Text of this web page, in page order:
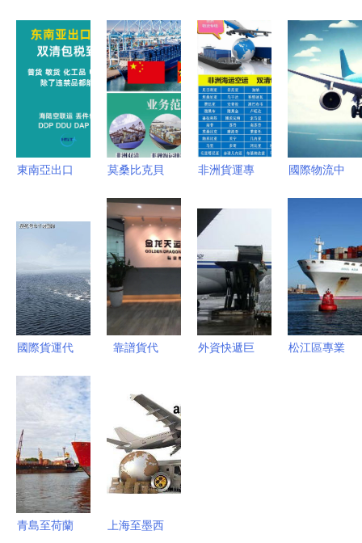
東南亞出口
派、鐵路與
國際貨代商
檢報關一站
式指南
莫桑比克貝
線 騰程貨
代助力非洲
貿易高效暢
非洲貨運專
析 海運、
空運與雙清
包稅一站式
方案
國際物流中
析 原因與
商檢報關影
響
國際貨運代
本信息概述
商檢與報關
靠譜貨代
外資快遞巨
松江區專業
青島至荷蘭 上海至墨西